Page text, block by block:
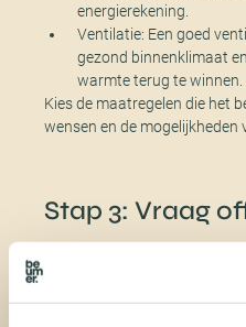
energierekening.
Ventilatie: Een goed
gezond binnenklimaat
warmte terug te winnen.
Kies de maatregelen die het
wensen en de mogelijkheden
Stap 3: Vraag
Nadat je hebt besloten welke
leveranciers en aannemers.